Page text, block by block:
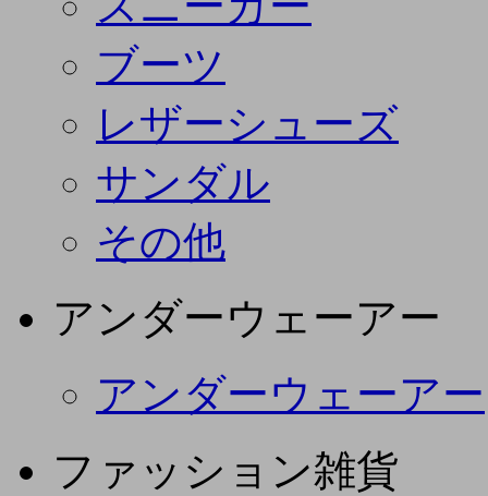
ブーツ
レザーシューズ
サンダル
その他
アンダーウェーアー
アンダーウェーアー
ファッション雑貨